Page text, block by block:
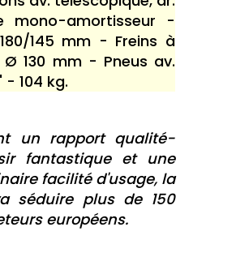
mono-amortisseur -
145 mm - Freins à
130 mm - Pneus av.
- 104 kg.
un rapport qualité-
fantastique et une
facilité d'usage, la
séduire plus de 150
européens.